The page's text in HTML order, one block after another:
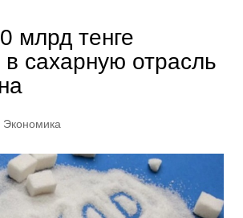
млрд тенге
в сахарную отрасль
Экономика